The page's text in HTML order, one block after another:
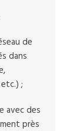
de
dans
;
avec des
près